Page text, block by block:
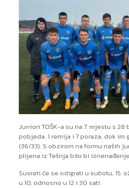
Juniori TOŠK-a su na 7. mjestu s
pobjeda, 1 remija i 7 poraza, dok im
(36/33). S obzirom na formu naših
plijena iz Tešnja bilo bi
Susreti će se odigrati u subotu, 15.
u 10, odnosno u 12 i 30 sati.